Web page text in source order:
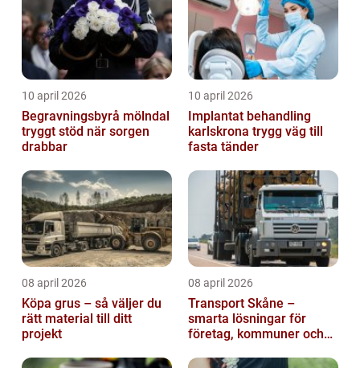
10 april 2026
Begravningsbyrå mölndal
tryggt stöd när sorgen
drabbar
10 april 2026
Implantat behandling
karlskrona trygg väg till
fasta tänder
08 april 2026
Köpa grus – så väljer du
rätt material till ditt
projekt
08 april 2026
Transport Skåne –
smarta lösningar för
företag, kommuner och